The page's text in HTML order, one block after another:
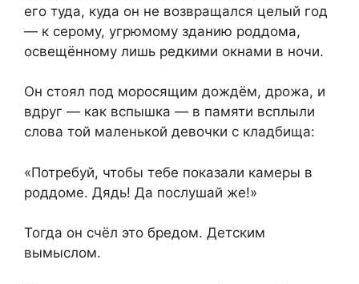
его туда, куда он не возвращался целый год
— к серому, угрюмому зданию роддома,
освещённому лишь редкими окнами в ночи.
Он стоял под моросящим дождём, дрожа, и
вдруг — как вспышка — в памяти всплыли
слова той маленькой девочки с кладбища:
«Потребуй, чтобы тебе показали камеры в
роддоме. Дядь! Да послушай же!»
Тогда он счёл это бредом. Детским
вымыслом.